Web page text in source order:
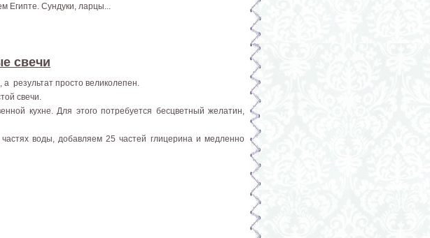
Египте. Сундуки, ларцы...
свечи
результат просто великолепен.
свечи.
кухне. Для этого потребуется бесцветный желатин,
воды, добавляем 25 частей глицерина и медленно